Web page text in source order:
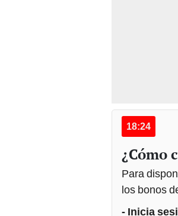
18:24
¿Cómo
Para
los bonos
- Inicia